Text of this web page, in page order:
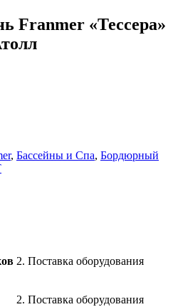
Franmer «Тессера»
, Бассейны и Спа, Бордюрный
2. Поставка оборудования
2. Поставка оборудования